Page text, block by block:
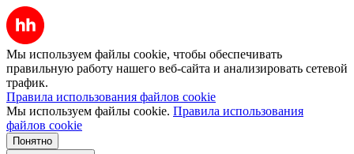
Мы используем файлы cookie, чтобы обеспечивать
правильную работу нашего веб-сайта и анализировать сетевой
трафик.
Правила использования файлов cookie
Мы используем файлы cookie. Правила использования
файлов cookie
Понятно